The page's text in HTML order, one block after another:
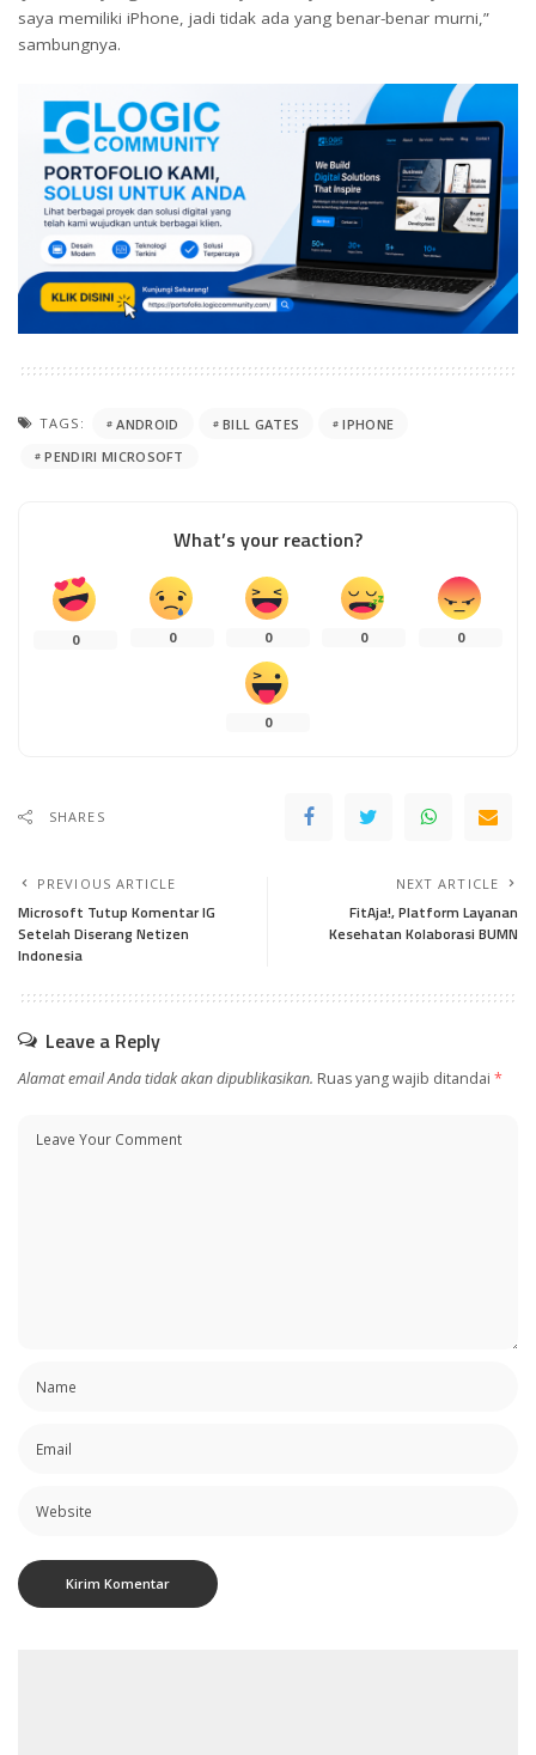
saya memiliki iPhone, jadi tidak ada yang benar-benar murni,”
sambungnya.
TAGS: ANDROID BILL GATES
IPHONE
PENDIRI MICROSOFT
What’s your reaction?
0 0 0 0 0
0
SHARES
PREVIOUS ARTICLE
Microsoft Tutup Komentar IG
Setelah Diserang Netizen
Indonesia
NEXT ARTICLE
FitAja!, Platform Layanan
Kesehatan Kolaborasi BUMN
Leave a Reply
Alamat email Anda tidak akan dipublikasikan. Ruas yang wajib ditandai *